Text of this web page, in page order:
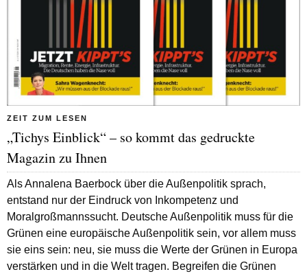
ZEIT ZUM LESEN
„Tichys Einblick“ – so kommt das gedruckte
Magazin zu Ihnen
Als Annalena Baerbock über die Außenpolitik sprach,
entstand nur der Eindruck von Inkompetenz und
Moralgroßmannssucht. Deutsche Außenpolitik muss für die
Grünen eine europäische Außenpolitik sein, vor allem muss
sie eins sein: neu, sie muss die Werte der Grünen in Europa
verstärken und in die Welt tragen. Begreifen die Grünen